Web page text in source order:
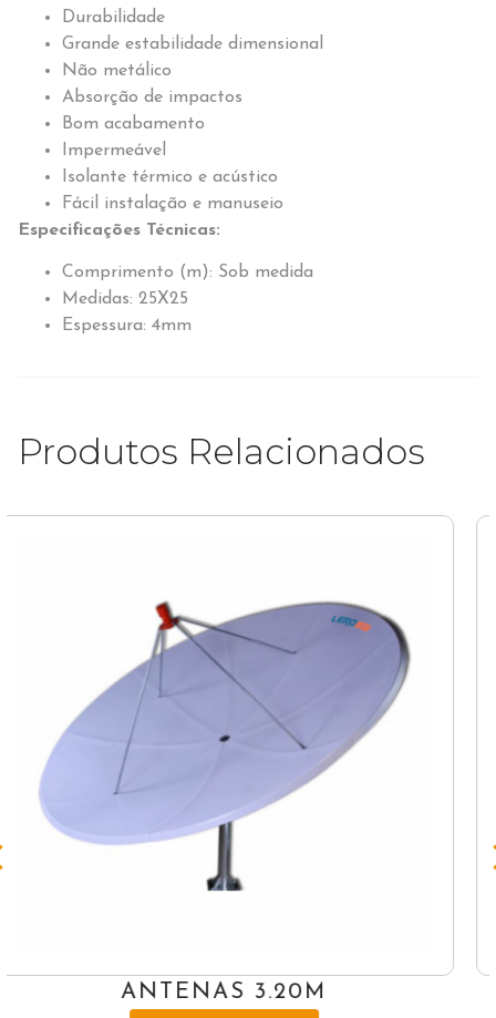
Durabilidade
Grande estabilidade dimensional
Não metálico
Absorção de impactos
Bom acabamento
Impermeável
Isolante térmico e acústico
Fácil instalação e manuseio
Especificações Técnicas:
Comprimento (m): Sob medida
Medidas: 25X25
Espessura: 4mm
Produtos Relacionados
PERFIL ENRIJECIDO